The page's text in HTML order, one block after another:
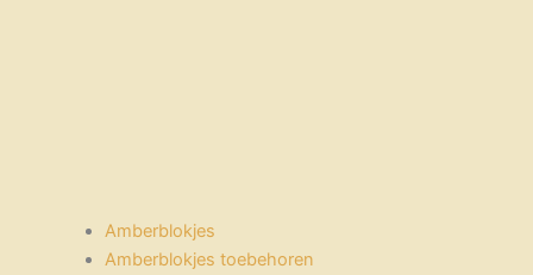
Amberblokjes
Amberblokjes toebehoren